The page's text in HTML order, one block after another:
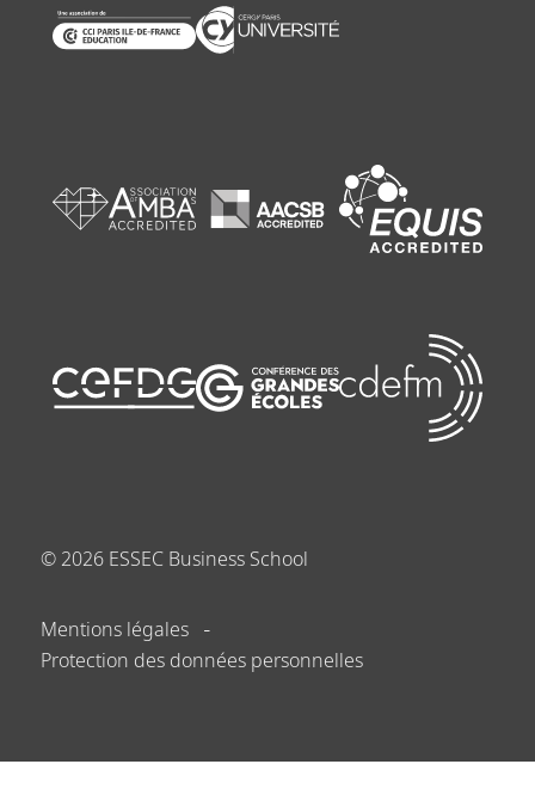
© 2026 ESSEC Business School
Mentions légales
Protection des données personnelles